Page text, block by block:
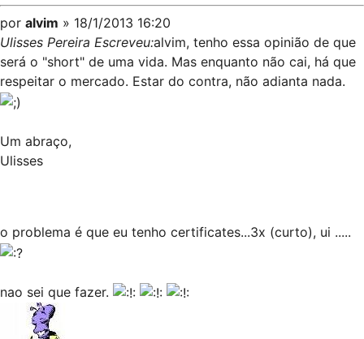
por alvim » 18/1/2013 16:20
Ulisses Pereira Escreveu:alvim, tenho essa opinião de que
será o "short" de uma vida. Mas enquanto não cai, há que
respeitar o mercado. Estar do contra, não adianta nada.
Um abraço,
Ulisses
o problema é que eu tenho certificates...3x (curto), ui .....
nao sei que fazer.